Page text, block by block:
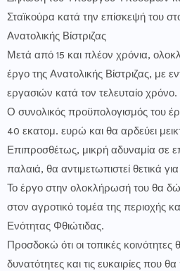
Σταϊκούρα κατά την επίσκεψή του
Ανατολικής Βίστριζας
Μετά από 15 και πλέον χρόνια,
έργο της Ανατολικής Βίστριζας, με
εργασιών κατά τον τελευταίο χρόνο.
Ο συνολικός προϋπολογισμός του
40 εκατομ. ευρώ και θα αρδεύει
Επιπροσθέτως, μικρή αδυναμία σε
παλαιά, θα αντιμετωπιστεί θετικά
Το έργο στην ολοκλήρωσή του θα
στον αγροτικό τομέα της περιοχής
Ενότητας Φθιώτιδας.
Προσδοκώ ότι οι τοπικές κοινότητες
δυνατότητες και τις ευκαιρίες που